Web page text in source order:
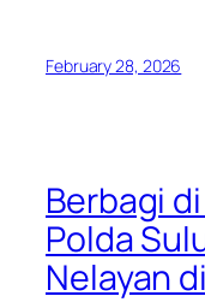
February 28, 2026
Berbagi
Polda
Nelayan